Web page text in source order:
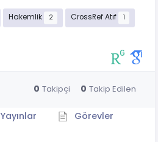
Hakemlik 2 CrossRef Atıf 1
0 Takipçi 0 Takip Edilen
Yayınlar
Görevler